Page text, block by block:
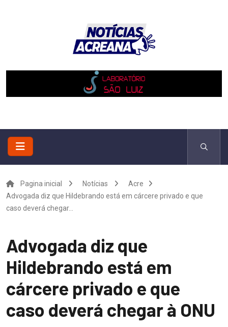
Pagina inicial Notícias
Acre
Advogada diz que Hildebrando está em cárcere privado e que
caso deverá chegar...
Advogada diz que
Hildebrando está em
cárcere privado e que
caso deverá chegar à ONU